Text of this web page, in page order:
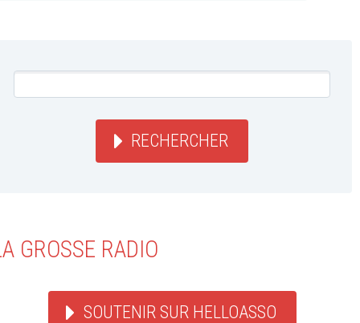
RECHERCHER
GROSSE RADIO
SOUTENIR SUR HELLOASSO